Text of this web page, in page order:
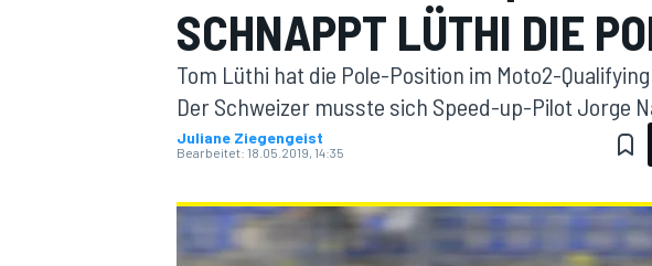
MOTOGP
SCHNAPPT LÜTHI DIE
Tom Lüthi hat die Pole-Position im Moto2-
Der Schweizer musste sich Speed-up-Pilot Jorge
Juliane Ziegengeist
Bearbeitet: 18.05.2019, 14:35